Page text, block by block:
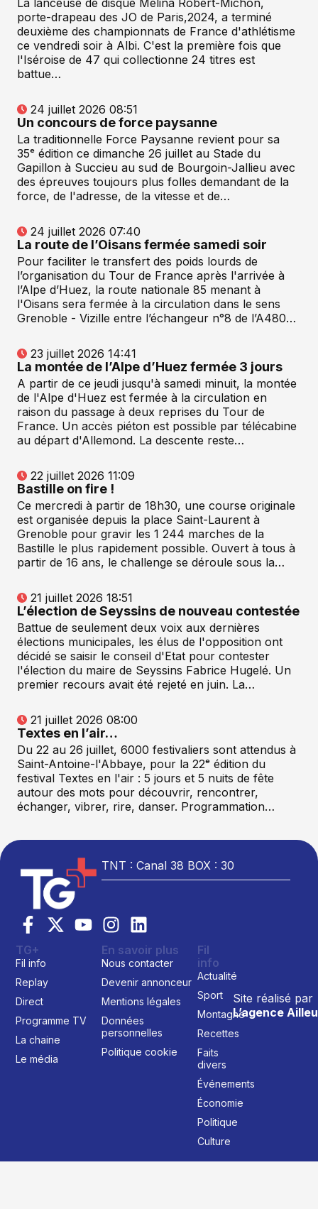
porte-drapeau des JO de Paris,2024, a terminé
deuxième des championnats de France d'athlétisme
ce vendredi soir à Albi. C'est la première fois que
l'Iséroise de 47 qui collectionne 24 titres est
battue…
24 juillet 2026 08:51
Un concours de force paysanne
La traditionnelle Force Paysanne revient pour sa
35ᵉ édition ce dimanche 26 juillet au Stade du
Gapillon à Succieu au sud de Bourgoin-Jallieu avec
des épreuves toujours plus folles demandant de la
force, de l'adresse, de la vitesse et de…
24 juillet 2026 07:40
La route de l’Oisans fermée samedi soir
Pour faciliter le transfert des poids lourds de
l’organisation du Tour de France après l'arrivée à
l’Alpe d’Huez, la route nationale 85 menant à
l'Oisans sera fermée à la circulation dans le sens
Grenoble - Vizille entre l’échangeur n°8 de l’A480…
23 juillet 2026 14:41
La montée de l’Alpe d’Huez fermée 3 jours
A partir de ce jeudi jusqu'à samedi minuit, la montée
de l'Alpe d'Huez est fermée à la circulation en
raison du passage à deux reprises du Tour de
France. Un accès piéton est possible par télécabine
au départ d'Allemond. La descente reste…
22 juillet 2026 11:09
Bastille on fire !
Ce mercredi à partir de 18h30, une course originale
est organisée depuis la place Saint-Laurent à
Grenoble pour gravir les 1 244 marches de la
Bastille le plus rapidement possible. Ouvert à tous à
partir de 16 ans, le challenge se déroule sous la…
21 juillet 2026 18:51
L’élection de Seyssins de nouveau contestée
Battue de seulement deux voix aux dernières
élections municipales, les élus de l'opposition ont
décidé se saisir le conseil d'Etat pour contester
l'élection du maire de Seyssins Fabrice Hugelé. Un
premier recours avait été rejeté en juin. La…
21 juillet 2026 08:00
Textes en l’air…
Du 22 au 26 juillet, 6000 festivaliers sont attendus à
Saint-Antoine-l'Abbaye, pour la 22ᵉ édition du
festival Textes en l'air : 5 jours et 5 nuits de fête
autour des mots pour découvrir, rencontrer,
échanger, vibrer, rire, danser. Programmation…
TNT : Canal 38 BOX : 30
Site réalisé par
L’agence
TG+
Fil info
Replay
Direct
Programme TV
La chaine
Le média
En savoir plus
Nous contacter
Devenir annonceur
Mentions légales
Données
personnelles
Politique cookie
Fil
info
Actualité
Sport
Montagne
Recettes
Faits
divers
Événements
Économie
Politique
Culture